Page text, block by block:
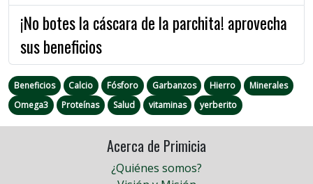
¡No botes la cáscara de la parchita! aprovecha
sus beneficios
Beneficios Calcio Fósforo Garbanzos Hierro
Minerales
Omega3
Proteínas Salud vitaminas yerberito
Acerca de Primicia
¿Quiénes somos?